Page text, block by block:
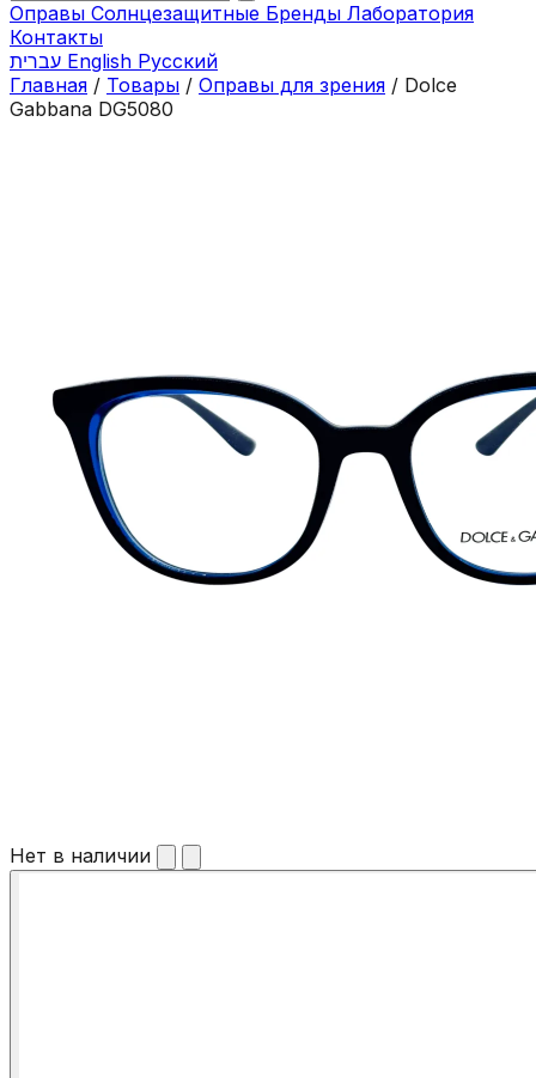
Оправы Солнцезащитные Бренды Лаборатория
Контакты
English Русский
Главная / Товары / Оправы для зрения / Dolce
Gabbana DG5080
Нет в наличии